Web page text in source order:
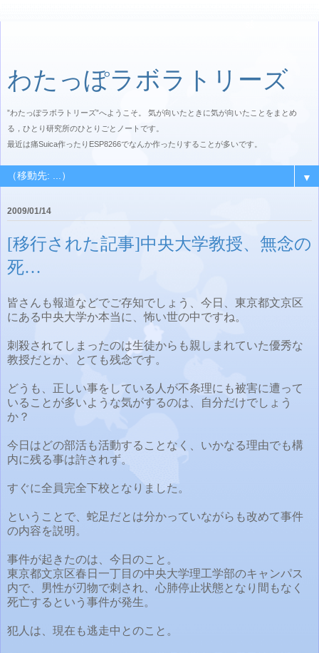
わたっぽラボラトリーズ
”わたっぽラボラトリーズ”へようこそ。 気が向いたときに気が向いたことをまとめ
る，ひとり研究所のひとりごとノートです。
最近は痛Suica作ったりESP8266でなんか作ったりすることが多いです。
▼
2009/01/14
[移行された記事]中央大学教授、無念の
死…
皆さんも報道などでご存知でしょう、今日、東京都文京区
にある中央大学か本当に、怖い世の中ですね。
刺殺されてしまったのは生徒からも親しまれていた優秀な
教授だとか、とても残念です。
どうも、正しい事をしている人が不条理にも被害に遭って
いることが多いような気がするのは、自分だけでしょう
か？
今日はどの部活も活動することなく、いかなる理由でも構
内に残る事は許されず。
すぐに全員完全下校となりました。
ということで、蛇足だとは分かっていながらも改めて事件
の内容を説明。
事件が起きたのは、今日のこと。
東京都文京区春日一丁目の中央大学理工学部のキャンパス
内で、男性が刃物で刺され、心肺停止状態となり間もなく
死亡するという事件が発生。
犯人は、現在も逃走中とのこと。